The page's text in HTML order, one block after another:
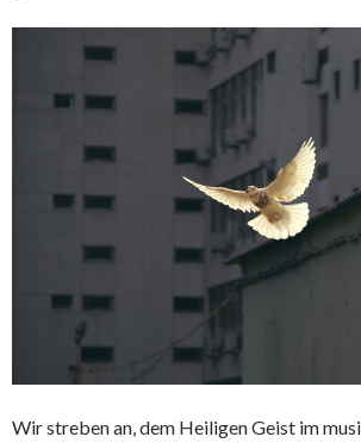
Wir streben an, dem Heiligen Geist im